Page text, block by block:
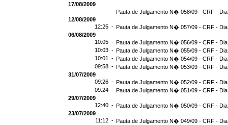
17/08/2009
Pauta de Julgamento N� 058/09 - CRF -
12/08/2009
12:25 - Pauta de Julgamento N� 057/09 - CRF -
06/08/2009
10:05 - Pauta de Julgamento N� 056/09 - CRF -
10:03 - Pauta de Julgamento N� 055/09 - CRF -
10:01 - Pauta de Julgamento N� 054/09 - CRF -
09:58 - Pauta de Julgamento N� 053/09 - CRF - Dia
31/07/2009
09:26 - Pauta de Julgamento N� 052/09 - CRF -
09:24 - Pauta de Julgamento N� 051/09 - CRF -
29/07/2009
12:40 - Pauta de Julgamento N� 050/09 - CRF -
23/07/2009
11:12 - Pauta de Julgamento N� 049/09 - CRF -